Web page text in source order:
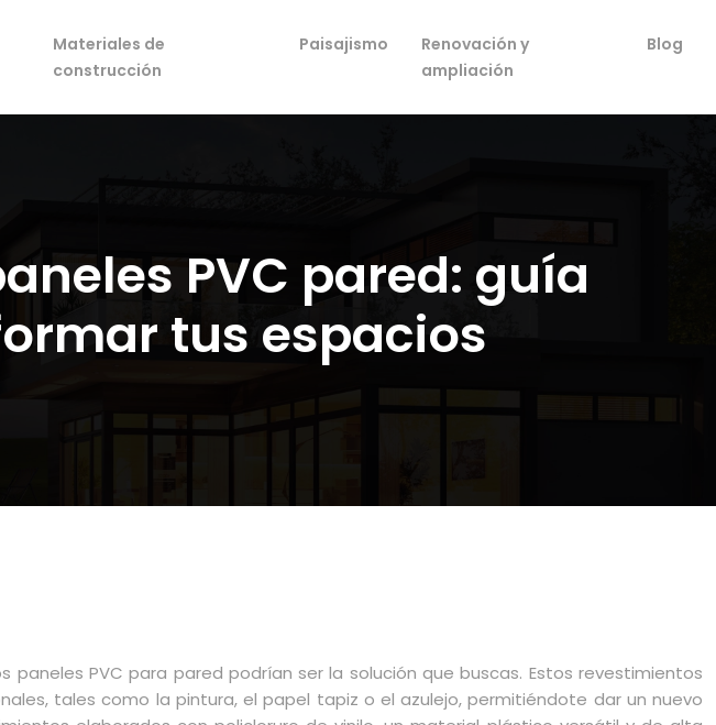
Materiales de
construcción
Paisajismo
Renovación y
ampliación
Blog
PVC pared: guía
tus espacios
PVC para pared podrían ser la solución que buscas. Estos revestimientos
tales como la pintura, el papel tapiz o el azulejo, permitiéndote dar un nuevo